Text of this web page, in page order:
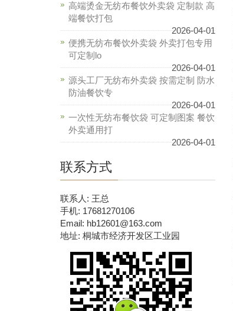
高端烫金无纺布餐饮外卖袋 定制款 高
端餐饮打包
2026-04-01
便携无纺布餐饮外卖袋 外卖打包专用
可定制lo
2026-04-01
源头工厂无纺布外卖袋 按需定制 防水
防油餐饮专
2026-04-01
一次性无纺布餐饮袋 可定制图案 餐饮
外卖通用打
2026-04-01
联系方式
联系人: 王总
手机: 17681270106
Email: hb12601@163.com
地址: 桐城市经济开发区工业园